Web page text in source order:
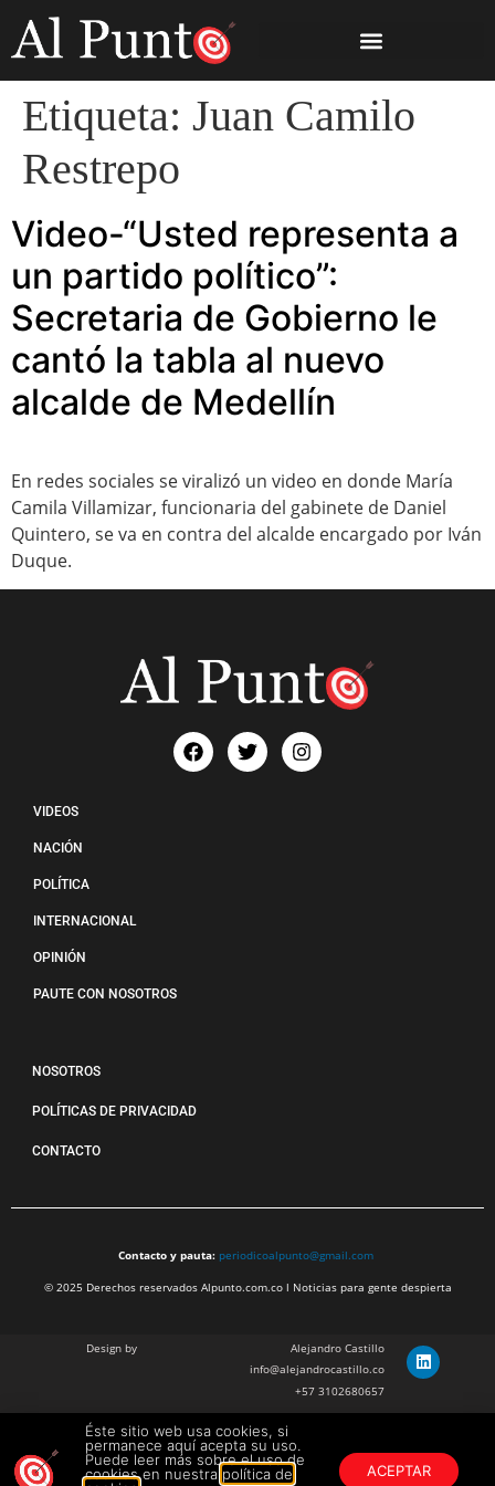
Etiqueta: Juan Camilo
Restrepo
Video-“Usted representa a
un partido político”:
Secretaria de Gobierno le
cantó la tabla al nuevo
alcalde de Medellín
En redes sociales se viralizó un video en donde María
Camila Villamizar, funcionaria del gabinete de Daniel
Quintero, se va en contra del alcalde encargado por Iván
Duque.
VIDEOS
NACIÓN
POLÍTICA
INTERNACIONAL
OPINIÓN
PAUTE CON NOSOTROS
NOSOTROS
POLÍTICAS DE PRIVACIDAD
CONTACTO
Contacto y pauta: periodicoalpunto@gmail.com
© 2025 Derechos reservados Alpunto.com.co l Noticias para gente despierta
Design by
Alejandro Castillo
info@alejandrocastillo.co
+57 3102680657
Julian Barragan Verano
julbarg@gmail.com
+57 312 308 9218
Éste sitio web usa cookies, si
permanece aquí acepta su uso.
Puede leer más sobre el uso de
cookies en nuestra política de
ACEPTAR